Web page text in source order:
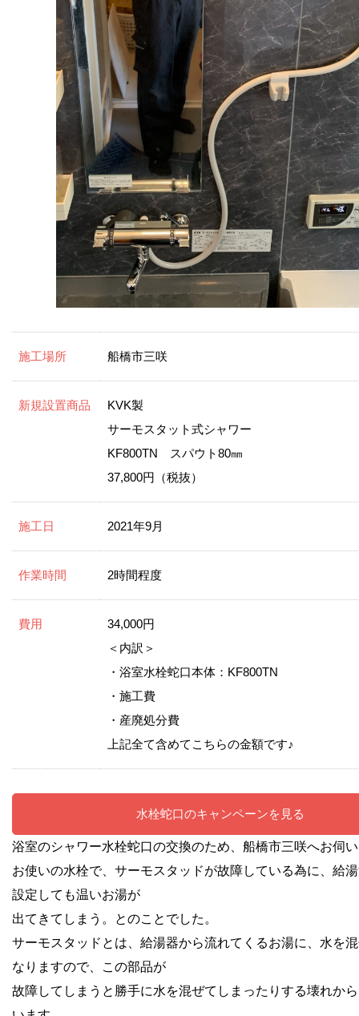
施工場所 船橋市三咲
新規設置商品
KVK製
サーモスタット式シャワー
KF800TN スパウト80㎜
37,800円（税抜）
施工日 2021年9月
作業時間 2時間程度
費用
34,000円
＜内訳＞
・浴室水栓蛇口本体：KF800TN
・施工費
・産廃処分費
上記全て含めてこちらの金額です♪
水栓蛇口のキャンペーンを見る
浴室のシャワー水栓蛇口の交換のため、船橋市三咲へお伺
お使いの水栓で、サーモスタッドが故障している為に、給
設定しても温いお湯が
出てきてしまう。とのことでした。
サーモスタッドとは、給湯器から流れてくるお湯に、水を
なりますので、この部品が
故障してしまうと勝手に水を混ぜてしまったりする壊れか